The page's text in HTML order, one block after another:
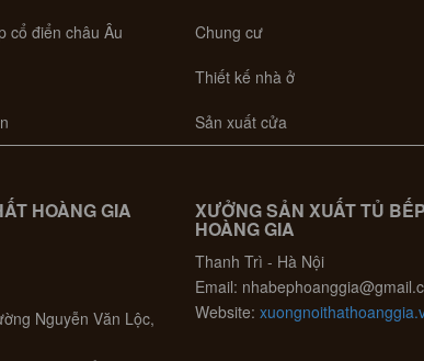
cổ điển châu Âu Chung cư
Thiết kế nhà ở
Sản xuất cửa
HOÀNG GIA
Nguyễn Văn Lộc,
XƯỞNG SẢN XUẤT TỦ
HOÀNG GIA
Thanh Trì - Hà Nội
Email:
Website: